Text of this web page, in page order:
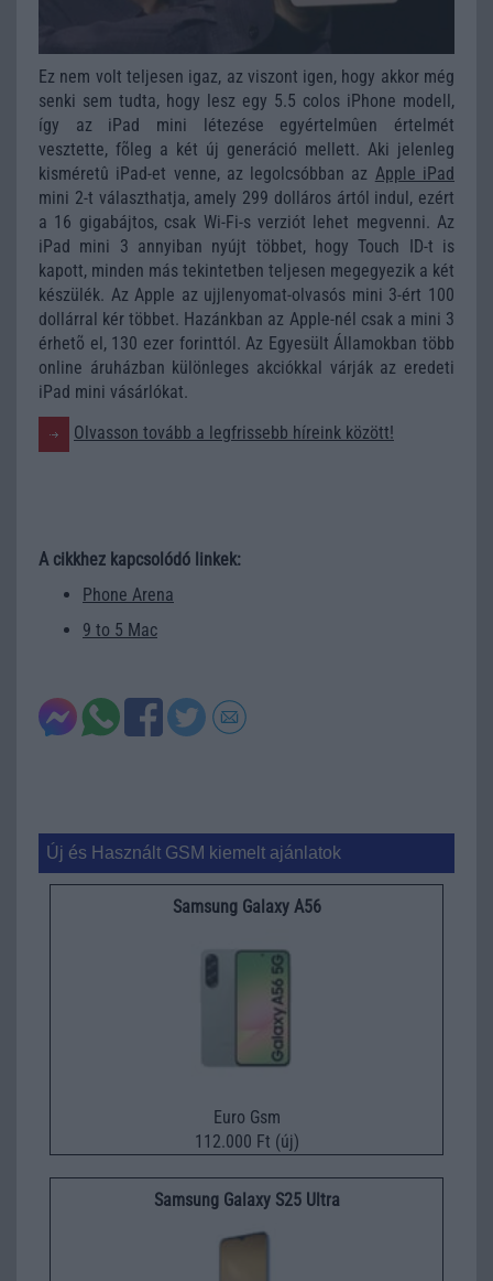
Ez nem volt teljesen igaz, az viszont igen, hogy akkor még
senki sem tudta, hogy lesz egy 5.5 colos iPhone modell,
így az iPad mini létezése egyértelmûen értelmét
vesztette, fõleg a két új generáció mellett. Aki jelenleg
kisméretû iPad-et venne, az legolcsóbban az Apple iPad
mini 2-t választhatja, amely 299 dolláros ártól indul, ezért
a 16 gigabájtos, csak Wi-Fi-s verziót lehet megvenni. Az
iPad mini 3 annyiban nyújt többet, hogy Touch ID-t is
kapott, minden más tekintetben teljesen megegyezik a két
készülék. Az Apple az ujjlenyomat-olvasós mini 3-ért 100
dollárral kér többet. Hazánkban az Apple-nél csak a mini 3
érhetõ el, 130 ezer forinttól. Az Egyesült Államokban több
online áruházban különleges akciókkal várják az eredeti
iPad mini vásárlókat.
Olvasson tovább a legfrissebb híreink között!
A cikkhez kapcsolódó linkek:
Phone Arena
9 to 5 Mac
Új és Használt GSM kiemelt ajánlatok
Samsung Galaxy A56
Euro Gsm
112.000 Ft (új)
Samsung Galaxy S25 Ultra